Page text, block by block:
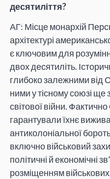
десятиліття?
АГ: Місце монархій
архітектурі
є ключовим для
двох десятиліть.
глибоко залежними від
ними у тісному союзі ще
світової війни.
гарантували їхнє
антиколоніальної
включно військовий
політичні й економічні
розміщенням